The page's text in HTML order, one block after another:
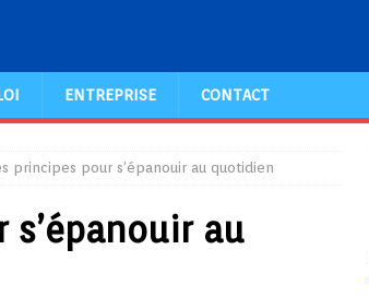
ENTREPRISE CONTACT
principes pour s’épanouir au quotidien
au